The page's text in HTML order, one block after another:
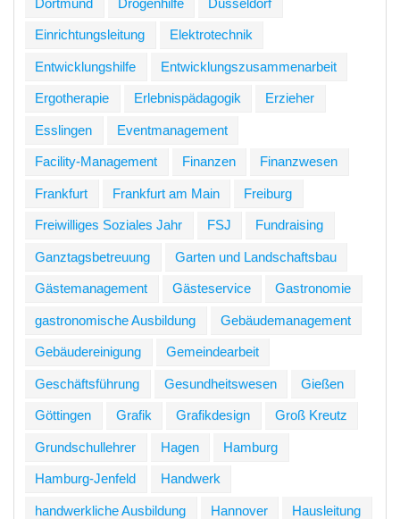
Einrichtungsleitung Elektrotechnik
Entwicklungshilfe Entwicklungszusammenarbeit
Ergotherapie Erlebnispädagogik Erzieher
Esslingen Eventmanagement
Facility-Management Finanzen Finanzwesen
Frankfurt Frankfurt am Main Freiburg
Freiwilliges Soziales Jahr FSJ Fundraising
Ganztagsbetreuung Garten und Landschaftsbau
Gästemanagement Gästeservice Gastronomie
gastronomische Ausbildung Gebäudemanagement
Gebäudereinigung Gemeindearbeit
Geschäftsführung Gesundheitswesen Gießen
Göttingen Grafik Grafikdesign Groß Kreutz
Grundschullehrer Hagen Hamburg
Hamburg-Jenfeld Handwerk
handwerkliche Ausbildung Hannover Hausleitung